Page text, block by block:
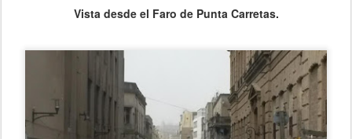
Vista desde el Faro de Punta Carretas.